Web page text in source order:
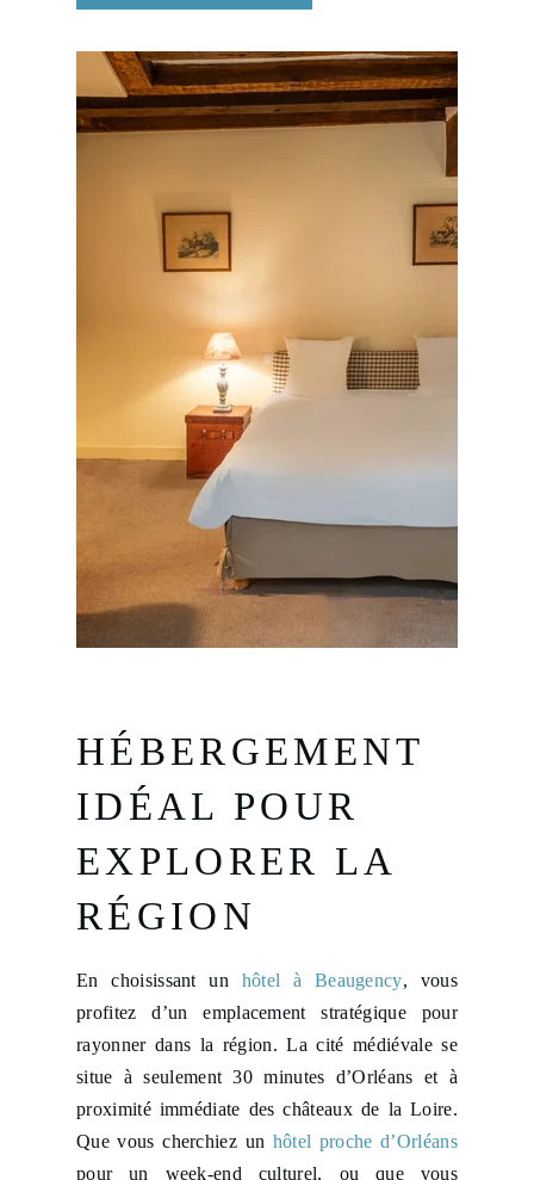
HÉBERGEMENT
IDÉAL POUR
EXPLORER LA
RÉGION
En choisissant un hôtel à Beaugency, vous
profitez d’un emplacement stratégique pour
rayonner dans la région. La cité médiévale se
situe à seulement 30 minutes d’Orléans et à
proximité immédiate des châteaux de la Loire.
Que vous cherchiez un hôtel proche d’Orléans
pour un week-end culturel, ou que vous